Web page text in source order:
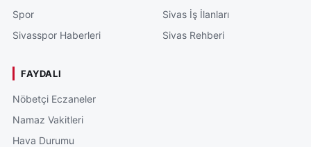
Spor
Sivasspor Haberleri
Sivas İş İlanları
Sivas Rehberi
FAYDALI
Nöbetçi Eczaneler
Namaz Vakitleri
Hava Durumu